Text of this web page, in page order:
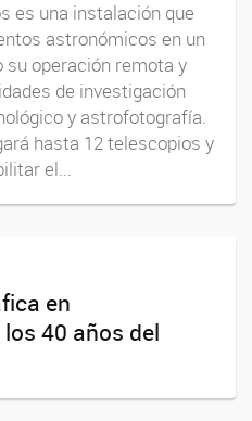
es una instalación que
astronómicos en un
operación remota y
de investigación
y astrofotografía.
hasta 12 telescopios y
el...
en
40 años del